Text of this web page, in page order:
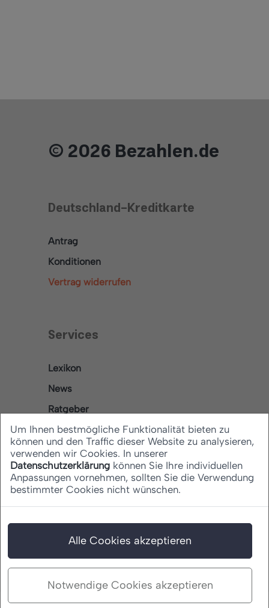
© 2026 Bezahlen.de
Deutschland-Kreditkarte
Antrag
Konditionen
Vertrag widerrufen
Services
Lexikon
News
Ratgeber
Rechtliches
Datenschutz
Impressum
Um Ihnen bestmögliche Funktionalität bieten zu
können und den Traffic dieser Website zu analysieren,
verwenden wir Cookies. In unserer
Datenschutzerklärung können Sie Ihre individuellen
Anpassungen vornehmen, sollten Sie die Verwendung
bestimmter Cookies nicht wünschen.
Alle Cookies akzeptieren
Notwendige Cookies akzeptieren